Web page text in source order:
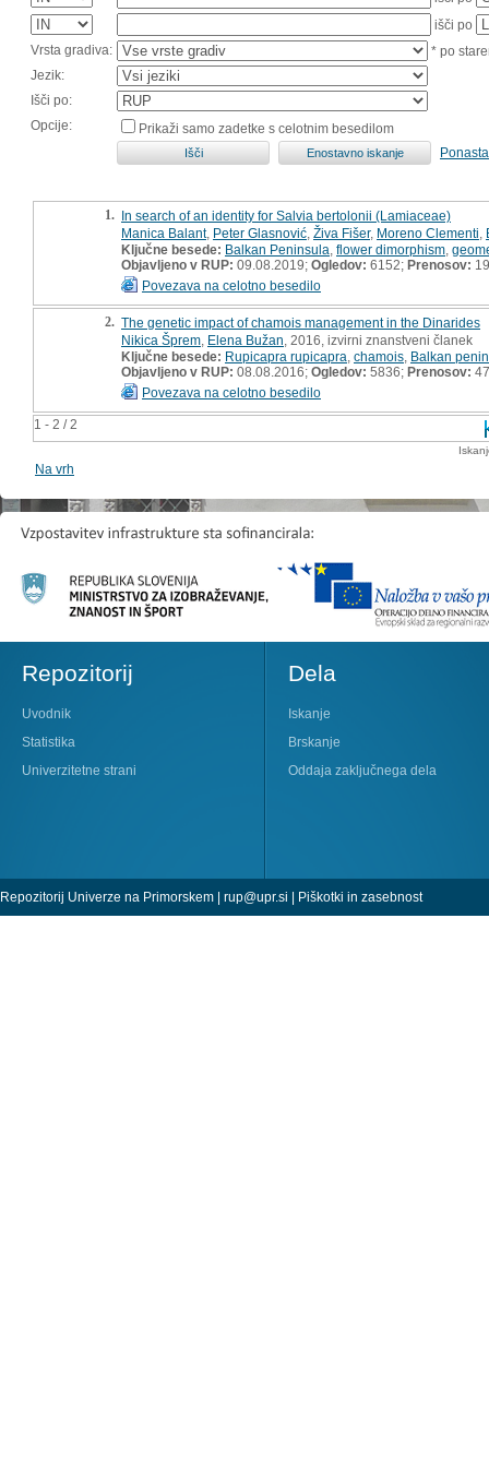
išči po
Vrsta gradiva:
* po
Jezik:
Išči po:
Opcije:
Prikaži samo zadetke s celotnim besedilom
1 - 2 / 2
1. In search of an identity for Salvia bertolonii (Lamiaceae)
Manica Balant, Peter Glasnović Živa Fišer, Moreno Clementi
Ključne besede: Balkan Peninsula flower dimorphism
Objavljeno v RUP: 09.08.2019; Ogledov: 6152; Prenosov:
Povezava na celotno besedilo
2. The genetic impact of chamois management in the Dinarides
Nikica Šprem Elena Bužan , 2016, izvirni znanstveni članek
Ključne besede: Rupicapra rupicapra chamois Balkan
Objavljeno v RUP: 08.08.2016; Ogledov: 5836; Prenosov:
Povezava na celotno besedilo
Na vrh
Repozitorij
Uvodnik
Statistika
Univerzitetne strani
Dela
Iskanje
Brskanje
Oddaja zaključnega dela
Repozitorij Univerze na Primorskem | rup@upr.si | Piškotki in zasebnost